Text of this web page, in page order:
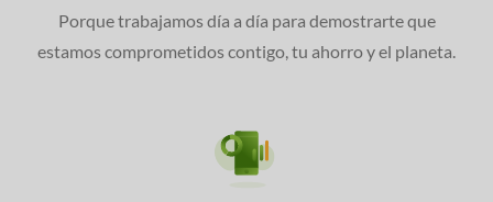
Porque trabajamos día a día para demostrarte que
estamos comprometidos contigo, tu ahorro y el planeta.